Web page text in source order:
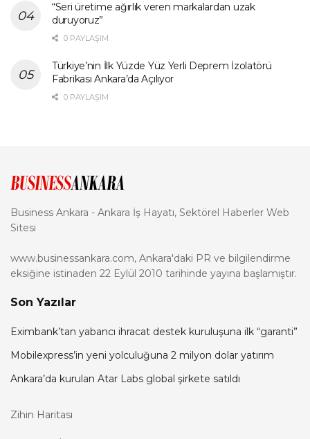
“Seri üretime ağırlık veren markalardan uzak
duruyoruz”
0 PAYLAŞIM
Türkiye’nin İlk Yüzde Yüz Yerli Deprem İzolatörü
Fabrikası Ankara’da Açılıyor
0 PAYLAŞIM
Business Ankara - Ankara İş Hayatı, Sektörel Haberler Web
Sitesi
www.businessankara.com, Ankara'daki PR ve bilgilendirme
eksiğine istinaden 22 Eylül 2010 tarihinde yayına başlamıştır.
Son Yazılar
Eximbank’tan yabancı ihracat destek kuruluşuna ilk “garanti”
Mobilexpress’in yeni yolculuğuna 2 milyon dolar yatırım
Ankara’da kurulan Atar Labs global şirkete satıldı
Zihin Haritası